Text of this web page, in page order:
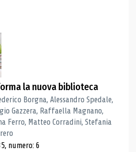
ricerca
la nuova biblioteca
Borgna, Alessandro Spedale,
Gazzera, Raffaella Magnano,
Ferro, Matteo Corradini, Stefania
numero: 6